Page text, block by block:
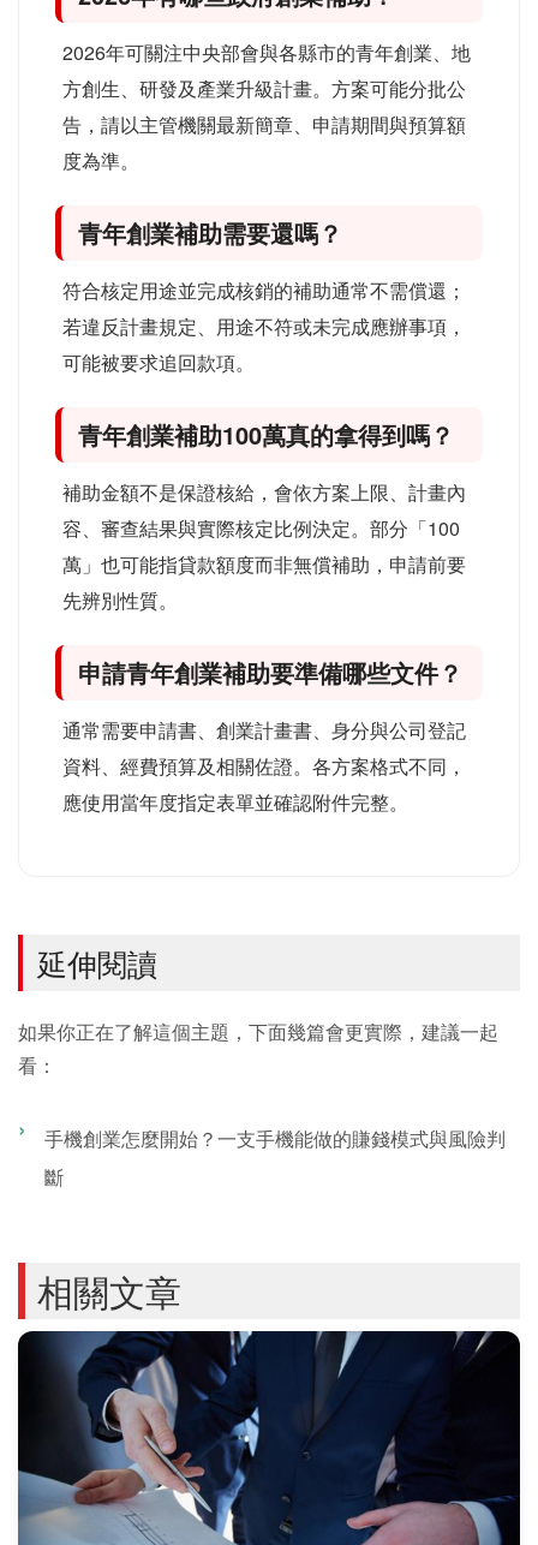
2026年可關注中央部會與各縣市的青年創業、地
方創生、研發及產業升級計畫。方案可能分批公
告，請以主管機關最新簡章、申請期間與預算額
度為準。
青年創業補助需要還嗎？
符合核定用途並完成核銷的補助通常不需償還；
若違反計畫規定、用途不符或未完成應辦事項，
可能被要求追回款項。
青年創業補助100萬真的拿得到嗎？
補助金額不是保證核給，會依方案上限、計畫內
容、審查結果與實際核定比例決定。部分「100
萬」也可能指貸款額度而非無償補助，申請前要
先辨別性質。
申請青年創業補助要準備哪些文件？
通常需要申請書、創業計畫書、身分與公司登記
資料、經費預算及相關佐證。各方案格式不同，
應使用當年度指定表單並確認附件完整。
延伸閱讀
如果你正在了解這個主題，下面幾篇會更實際，建議一起
看：
手機創業怎麼開始？一支手機能做的賺錢模式與風險判
斷
相關文章